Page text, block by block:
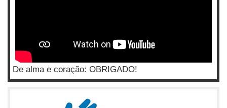
De alma e coração: OBRIGADO!